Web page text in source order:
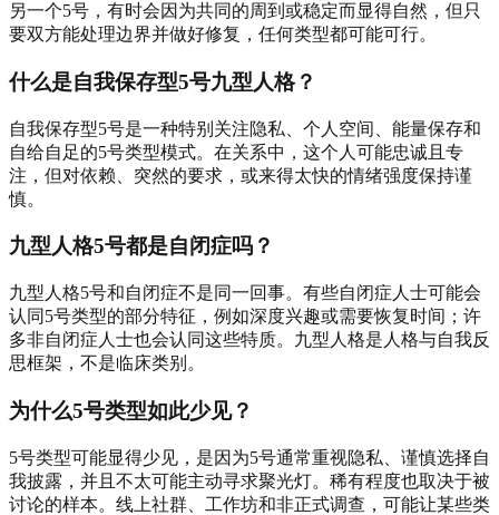
另一个5号，有时会因为共同的周到或稳定而显得自然，但只
要双方能处理边界并做好修复，任何类型都可能可行。
什么是自我保存型5号九型人格？
自我保存型5号是一种特别关注隐私、个人空间、能量保存和
自给自足的5号类型模式。在关系中，这个人可能忠诚且专
注，但对依赖、突然的要求，或来得太快的情绪强度保持谨
慎。
九型人格5号都是自闭症吗？
九型人格5号和自闭症不是同一回事。有些自闭症人士可能会
认同5号类型的部分特征，例如深度兴趣或需要恢复时间；许
多非自闭症人士也会认同这些特质。九型人格是人格与自我反
思框架，不是临床类别。
为什么5号类型如此少见？
5号类型可能显得少见，是因为5号通常重视隐私、谨慎选择自
我披露，并且不太可能主动寻求聚光灯。稀有程度也取决于被
讨论的样本。线上社群、工作坊和非正式调查，可能让某些类